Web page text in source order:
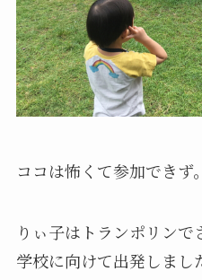
ココは怖くて参加できず。
りぃ子はトランポリン
学校に向けて出発しまし